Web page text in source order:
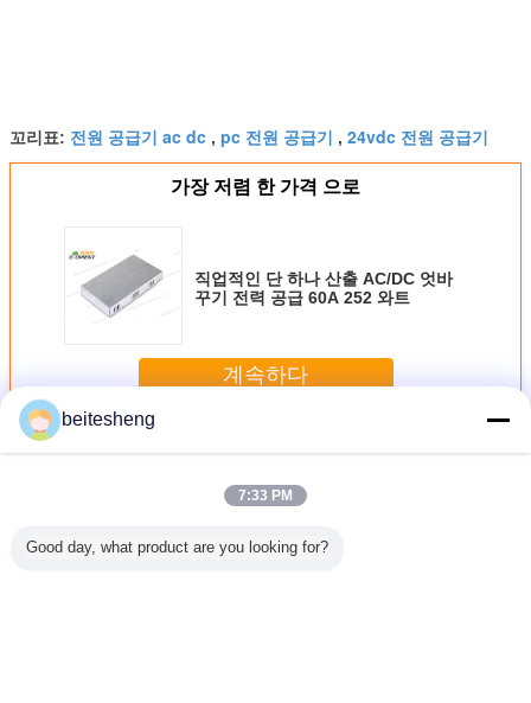
꼬리표: 전원 공급기 ac dc , pc 전원 공급기 , 24vdc 전원 공급기
가장 저렴 한 가격 으로
직업적인 단 하나 산출 AC/DC 엇바
꾸기 전력 공급 60A 252 와트
계속하다
더 많은 것
beitesheng
7:33 PM
Good day, what product are you looking for?